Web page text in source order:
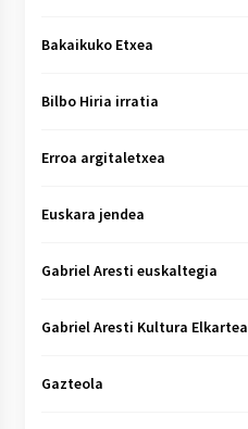
Bakaikuko Etxea
Bilbo Hiria irratia
Erroa argitaletxea
Euskara jendea
Gabriel Aresti euskaltegia
Gabriel Aresti Kultura Elkartea
Gazteola